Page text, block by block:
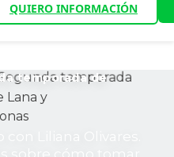
QUIERO INFORMACIÓN
temporada de